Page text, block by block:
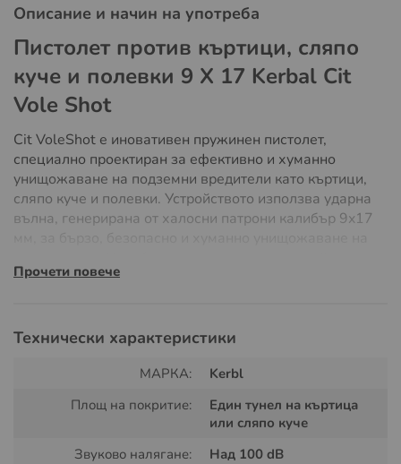
Описание и начин на употреба
Пистолет против къртици, сляпо
куче и полевки 9 X 17 Kerbal Cit
Vole Shot
Cit VoleShot е иновативен пружинен пистолет,
специално проектиран за ефективно и хуманно
унищожаване на подземни вредители като къртици,
сляпо куче и полевки. Устройството използва ударна
вълна, генерирана от халосни патрони калибър 9x17
атмосферни влияния специална стомана, VoleShot е
защита срещу случайно задействане и сух изтрел.
Прочети повече
Технически характеристики
МАРКА:
Kerbl
Площ на покритие:
Един тунел на къртица
или сляпо куче
Звуково налягане:
Над 100 dB